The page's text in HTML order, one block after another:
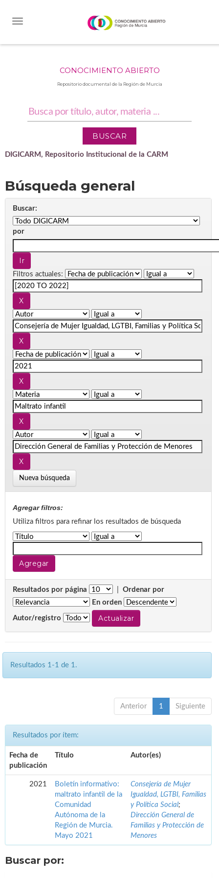
CONOCIMIENTO ABIERTO
Repositorio documental de la Región de Murcia
DIGICARM, Repositorio Institucional de la CARM
Búsqueda general
Buscar:
por
Filtros actuales:
Nueva búsqueda
Agregar filtros:
Utiliza filtros para refinar los resultados de búsqueda
Resultados por página
Ordenar por
En orden
Autor/registro
Resultados 1-1 de 1.
Anterior 1 Siguiente
Resultados por ítem:
Fecha de
publicación
Título Autor(es)
2021
Boletín informativo:
maltrato infantil de la
Comunidad
Autónoma de la
Región de Murcia.
Mayo 2021
Consejería de Mujer
Igualdad, LGTBI, Familias
y Política Social;
Dirección General de
Familias y Protección de
Menores
Buscar por: